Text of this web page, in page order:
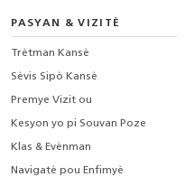
PASYAN & VIZITÈ
Trètman Kansè
Sèvis Sipò Kansè
Premye Vizit ou
Kesyon yo pi Souvan Poze
Klas & Evènman
Navigatè pou Enfimyè